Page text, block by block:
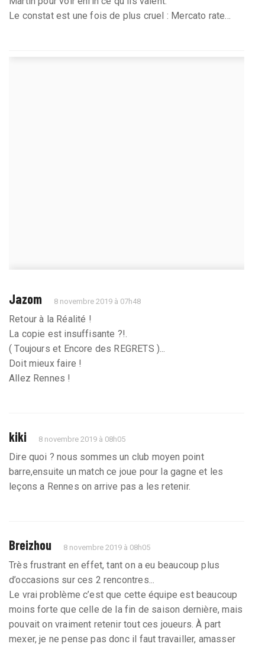
Le constat est une fois de plus cruel : Mercato rate...
Jazom 8 novembre 2019 à 07h48
Retour à la Réalité !
La copie est insuffisante ?!.
( Toujours et Encore des REGRETS )...
Doit mieux faire !
Allez Rennes !
kiki 8 novembre 2019 à 08h05
Dire quoi ? nous sommes un club moyen point
barre,ensuite un match ce joue pour la gagne et les
leçons a Rennes on arrive pas a les retenir.
Breizhou 8 novembre 2019 à 08h05
Très frustrant en effet, tant on a eu beaucoup plus
d’occasions sur ces 2 rencontres...
Le vrai problème c’est que cette équipe est beaucoup
moins forte que celle de la fin de saison dernière, mais
pouvait on vraiment retenir tout ces joueurs. À part
mexer, je ne pense pas donc il faut travailler, amasser